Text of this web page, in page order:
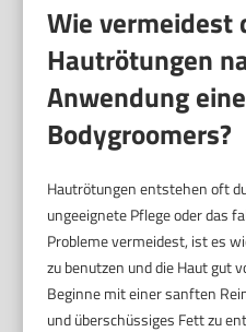
Wie vermeidest
Hautrötungen
Anwendung
Bodygroomers?
Hautrötungen entstehen oft
ungeeignete Pflege oder das
Probleme vermeidest, ist es
zu benutzen und die Haut gut
Beginne mit einer sanften
und überschüssiges Fett zu